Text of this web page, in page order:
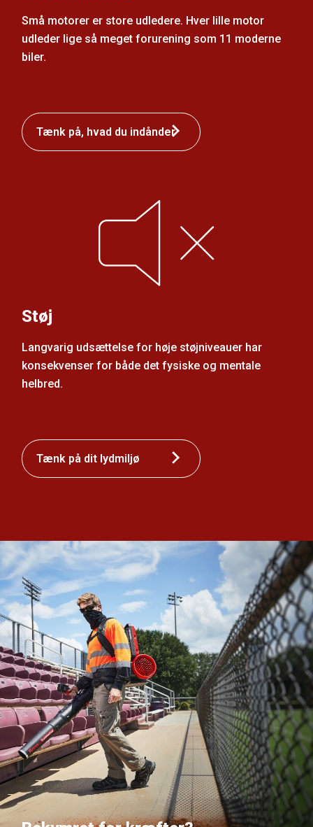
Små motorer er store udledere. Hver lille motor
udleder lige så meget forurening som 11 moderne
biler.
Tænk på, hvad du indånder
Støj
Langvarig udsættelse for høje støjniveauer har
konsekvenser for både det fysiske og mentale
helbred.
Tænk på dit lydmiljø